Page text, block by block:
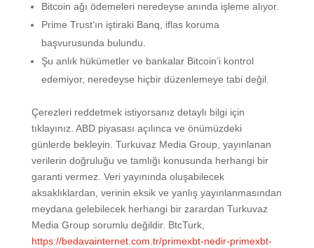
Bitcoin ağı ödemeleri neredeyse anında işleme alıyor.
Prime Trust‘ın iştiraki Banq, iflas koruma
başvurusunda bulundu.
Şu anlık hükümetler ve bankalar Bitcoin’i kontrol
edemiyor, neredeyse hiçbir düzenlemeye tabi değil.
Çerezleri reddetmek istiyorsanız detaylı bilgi için
tıklayınız. ABD piyasası açılınca ve önümüzdeki
günlerde bekleyin. Turkuvaz Media Group, yayınlanan
verilerin doğruluğu ve tamlığı konusunda herhangi bir
garanti vermez. Veri yayınında oluşabilecek
aksaklıklardan, verinin eksik ve yanlış yayınlanmasından
meydana gelebilecek herhangi bir zarardan Turkuvaz
Media Group sorumlu değildir. BtcTurk,
https://bedavainternet.com.tr/primexbt-nedir-primexbt-